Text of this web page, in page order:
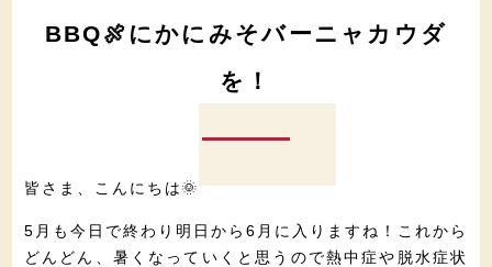
BBQ🍖にかにみそバーニャカウダ
を！
皆さま、こんにちは🌞
5月も今日で終わり明日から6月に入りますね！これから
どんどん、暑くなっていくと思うので熱中症や脱水症状